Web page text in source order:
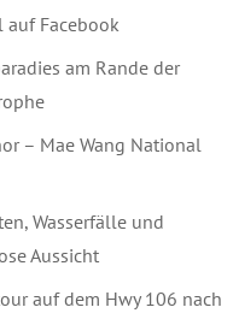
auf Facebook
am Rande der
– Mae Wang National
Wasserfälle und
Aussicht
auf dem Hwy 106 nach